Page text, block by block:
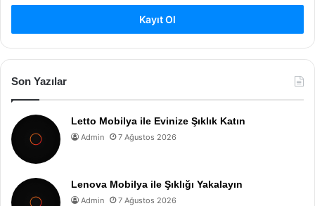
Kayıt Ol
Son Yazılar
Letto Mobilya ile Evinize Şıklık Katın
Admin 7 Ağustos 2026
Lenova Mobilya ile Şıklığı Yakalayın
Admin 7 Ağustos 2026